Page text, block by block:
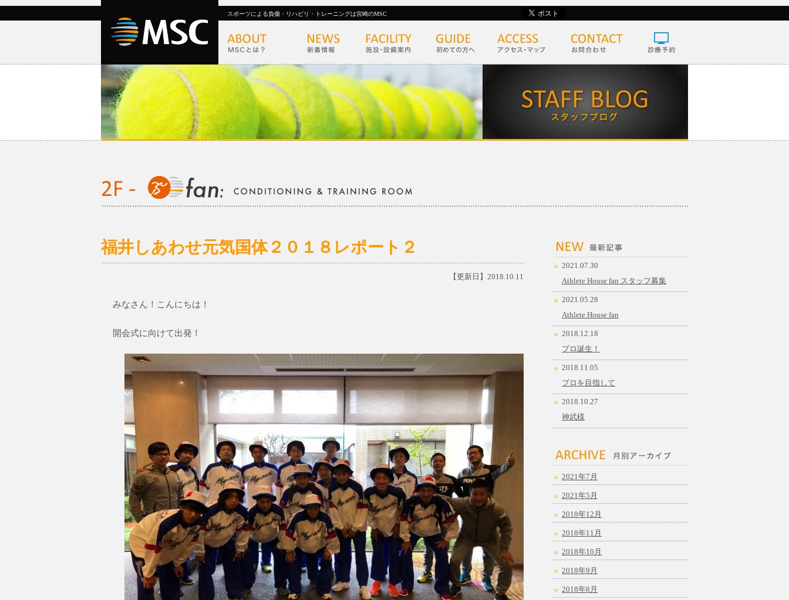
スポーツによる負傷・リハビリ・トレーニングは宮崎のMSC
福井しあわせ元気国体２０１８レポート２
【更新日】2018.10.11
みなさん！こんにちは！
開会式に向けて出発！
2021.07.30
Athlete House fan スタッフ募集
2021.05.28
Athlete House fan
2018.12.18
プロ誕生！
2018.11.05
プロを目指して
2018.10.27
神武様
2021年7月
2021年5月
2018年12月
2018年11月
2018年10月
2018年9月
2018年8月